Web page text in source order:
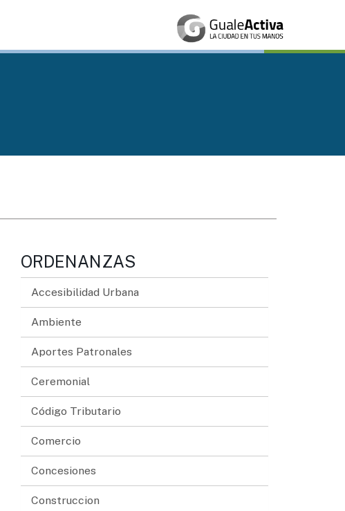
ORDENANZAS
Accesibilidad Urbana
Ambiente
Aportes Patronales
Ceremonial
Código Tributario
Comercio
Concesiones
Construccion